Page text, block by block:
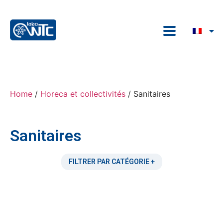
Home / Horeca et collectivités / Sanitaires
Sanitaires
FILTRER PAR CATÉGORIE +